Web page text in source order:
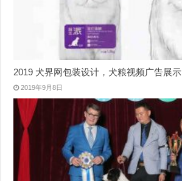
2019 犬界网包装设计，犬粮视频广告展示
2019年9月8日